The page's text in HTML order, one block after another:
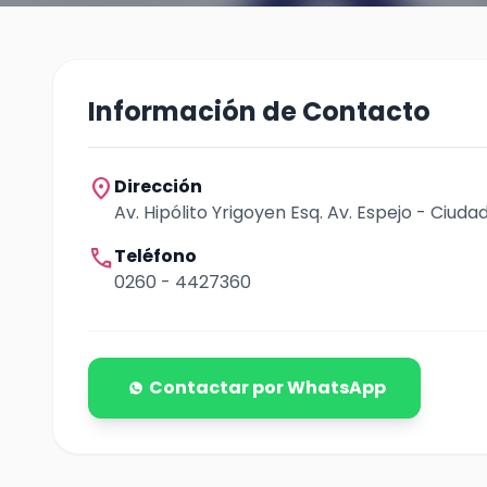
Información de Contacto
location_on Dirección
Av. Hipólito Yrigoyen Esq. Av. Espejo -
callTeléfono
0260 - 4427360
Contactar por WhatsApp